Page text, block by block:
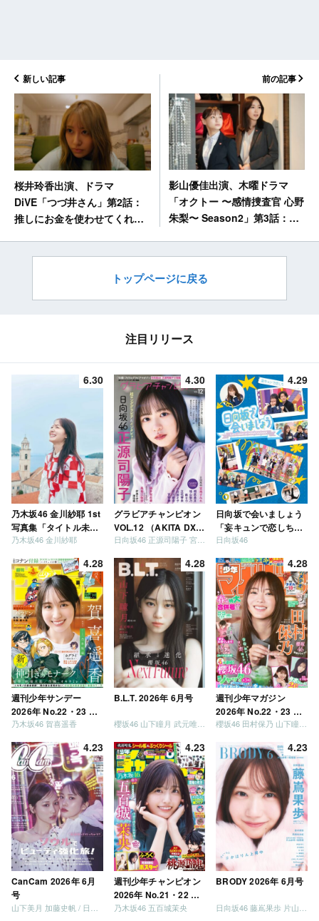
新しい記事
桜井玲香出演、ドラマ
DiVE「つづ井さん」第2話：
推しにお金を使わせてくれ
前の記事
影山優佳出演、木曜ドラマ
「オクトー 〜感情捜査官 心野
朱梨〜 Season2」第3話：サ
トップページに戻る
注目リリース
6.30
乃木坂46 金川紗耶 1st
写真集「タイトル未
定」
乃木坂46 金川紗耶
4.30
グラビアチャンピオン
VOL.12 （AKITA DXシ
リーズ）
日向坂46 正源司陽子 宮地すみれ
4.29
日向坂で会いましょう
「妄キュンで恋しちゃ
いましょう」「どっち
う」「ご褒美でロケし
ましょう」「フレンド
リーになりましょう」
「笑って卒業を祝いま
しょう」 [Blu-ray]
日向坂46
4.28
週刊少年サンデー
2026年 No.22・23 合
併号
乃木坂46 賀喜遥香
4.28
B.L.T. 2026年 6月号
櫻坂46 山下瞳月 武元唯衣 / 乃木坂46 海邉朱莉
4.28
週刊少年マガジン
2026年 No.22・23 合
併号
4.23
CanCam 2026年 6月
号
4.23
週刊少年チャンピオン
2026年 No.21・22 合
併号
乃木坂46 五百城茉央
4.23
BRODY 2026年 6月号